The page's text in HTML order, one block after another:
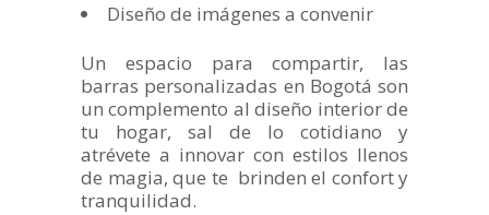
Diseño de imágenes a convenir
Un espacio para compartir, las
barras personalizadas en Bogotá son
un complemento al diseño interior de
tu hogar, sal de lo cotidiano y
atrévete a innovar con estilos llenos
de magia, que te brinden el confort y
tranquilidad.